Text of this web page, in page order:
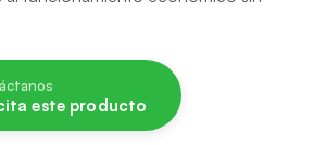
este producto